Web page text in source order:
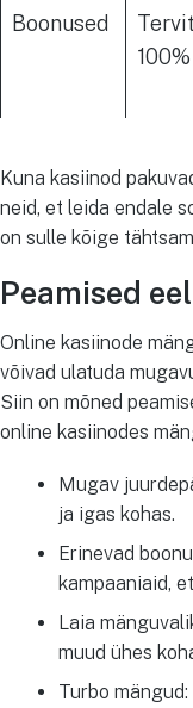
Boonused
100%
Kuna kasiinod
neid, et leida endale
on sulle kõige
Peamised
Online kasiinode
võivad ulatuda
Siin on mõned
online kasiinodes
Mugav
ja igas kohas.
Erinevad
kampaaniaid,
Laia
muud ühes
Turbo